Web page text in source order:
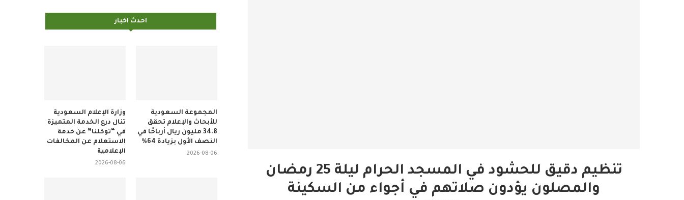
تنظيم دقيق للحشود في المسجد الحرام ليلة 25 رمضان
والمصلون يؤدون صلاتهم في أجواء من السكينة
احدث اخبار
وزارة الإعلام السعودية
تنال درع الخدمة المتميزة
في “توكلنا” عن خدمة
الاستعلام عن المخالفات
الإعلامية
2026-08-06
المجموعة السعودية
للأبحاث والإعلام تحقق
34.8 مليون ريال أرباحًا في
النصف الأول بزيادة 64%
2026-08-06